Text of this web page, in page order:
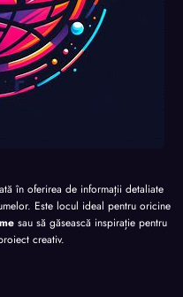
în oferirea de informații detaliate
Este locul ideal pentru oricine
sau să găsească inspirație pentru
creativ.